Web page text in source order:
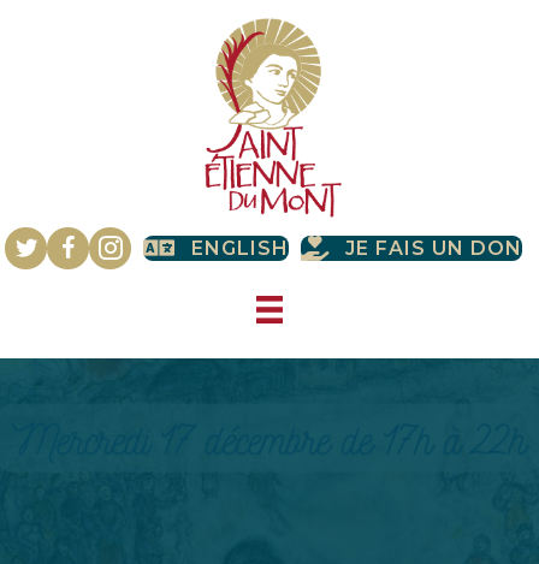
ENGLISH JE FAIS UN DON